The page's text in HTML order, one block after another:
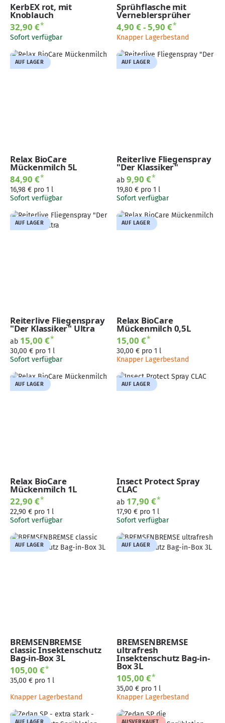
KerbEX rot, mit
Knoblauch
32,90 €*
Sofort verfügbar
Sprühflasche mit
Verneblersprüher
4,90 € -5,90 €*
Knapper Lagerbestand
AUF LAGER
Relax BioCare
Mückenmilch 5L
84,90 €*
16,98 € pro 1 l
Sofort verfügbar
AUF LAGER
Reiterlive Fliegenspray
"Der Klassiker"
ab 9,90 €*
19,80 € pro 1 l
Sofort verfügbar
AUF LAGER
Reiterlive Fliegenspray
"Der Klassiker" Ultra
ab 15,00 €*
30,00 € pro 1 l
Sofort verfügbar
AUF LAGER
Relax BioCare
Mückenmilch 0,5L
15,00 €*
30,00 € pro 1 l
Knapper Lagerbestand
AUF LAGER
Relax BioCare
Mückenmilch 1L
22,90 €*
22,90 € pro 1 l
Sofort verfügbar
AUF LAGER
Insect Protect Spray
CLAC
ab 17,90 €*
17,90 € pro 1 l
Sofort verfügbar
AUF LAGER
BREMSENBREMSE
classic Insektenschutz
Bag-in-Box 3L
105,00 €*
35,00 € pro 1 l
Knapper Lagerbestand
AUF LAGER
BREMSENBREMSE
ultrafresh
Insektenschutz Bag-in-
Box 3L
105,00 €*
35,00 € pro 1 l
Knapper Lagerbestand